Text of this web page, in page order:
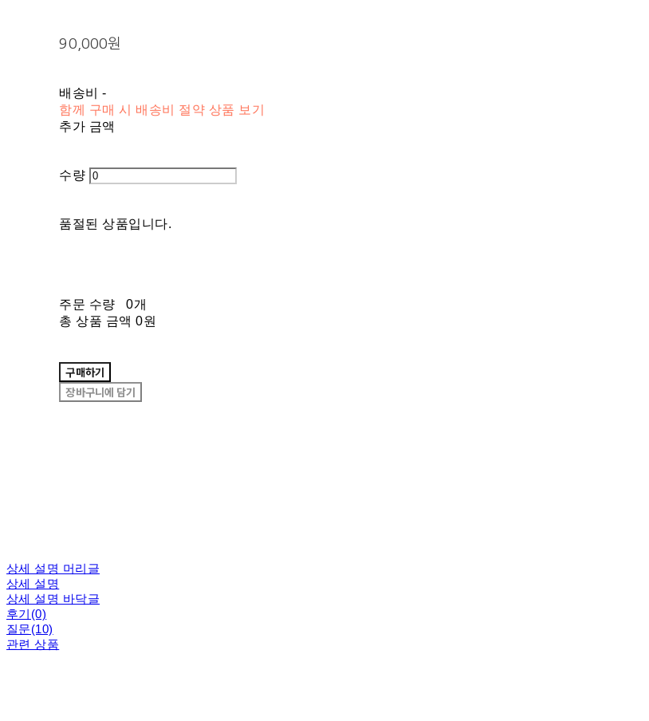
90,000원
배송비-
함께 구매 시 배송비 절약 상품 보기
추가 금액
수량
품절된 상품입니다.
주문 수량
0개
총 상품 금액 0원
구매하기
장바구니에 담기
상세 설명 머리글
상세 설명
상세 설명 바닥글
후기(0)
질문(10)
관련 상품